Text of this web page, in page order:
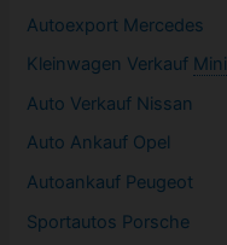
Autoexport Mercedes
Kleinwagen Verkauf Mini
Auto Verkauf Nissan
Auto Ankauf Opel
Autoankauf Peugeot
Sportautos Porsche